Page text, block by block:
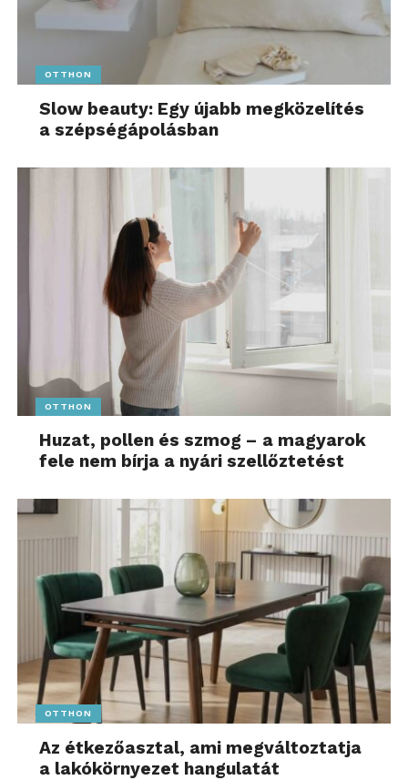
OTTHON
Slow beauty: Egy újabb megközelítés
a szépségápolásban
OTTHON
Huzat, pollen és szmog – a magyarok
fele nem bírja a nyári szellőztetést
OTTHON
Az étkezőasztal, ami megváltoztatja
a lakókörnyezet hangulatát